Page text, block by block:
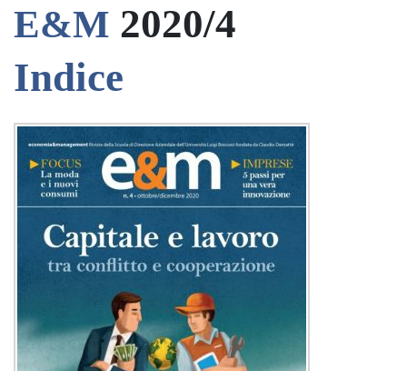
E&M 2020/4
Indice